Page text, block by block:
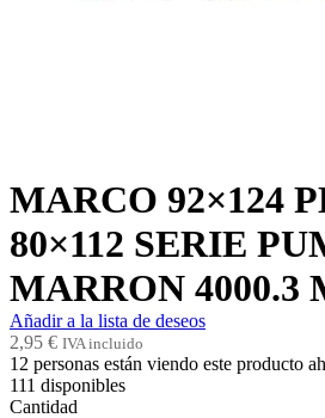
MARCO 92×124
80×112 SERIE
MARRON 4000.3
Añadir a la lista de deseos
2,95 € IVA incluido
12 personas están viendo este producto
111 disponibles
Cantidad